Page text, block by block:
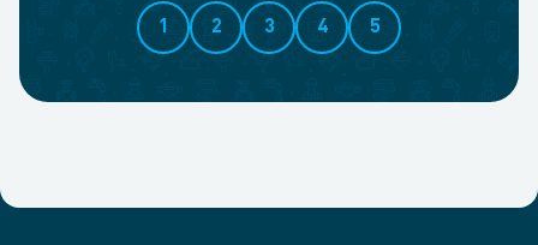
1 2 3 4 5